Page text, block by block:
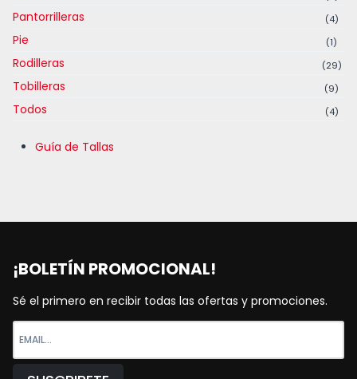
Pantorrilleras (4)
Pie (1)
Rodilleras (29)
Tobilleras (9)
Todos (4)
Guía de Tallas
¡BOLETÍN PROMOCIONAL!
Sé el primero en recibir todas las ofertas y promociones.